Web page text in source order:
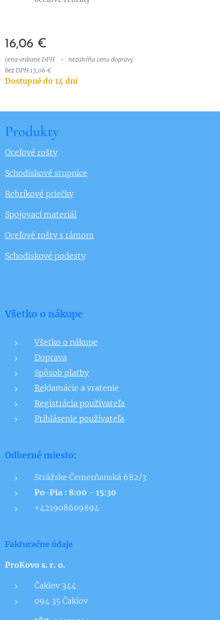
16,06 €
cena vrátane DPH
nezahŕňa cenu dopravy
bez DPH 13,06 €
Dostupné do 14 dní
Produkty
Oceľové rošty
Schodiskové stupnice
Rebríkové priečky
Spojovací materiál
Oceľové rošty s rámom
Schodiskové podesty
Všetko o nákupe
Všetko o nákupe
Doprava
Spôsob platby
Reklamácie a vratenie
Registrácia používateľa
Prihlásenie používateľa
Odberné miesto:
Strážske Čemerňanská 682/3
Po-Pia : 8:00 - 15:30
+421908609894
Fakturačne údaje
ProKovo s. r. o.
Čaklov 344
094 35 Čaklov